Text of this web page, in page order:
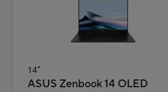
14”
ASUS Zenbook 14 OLED